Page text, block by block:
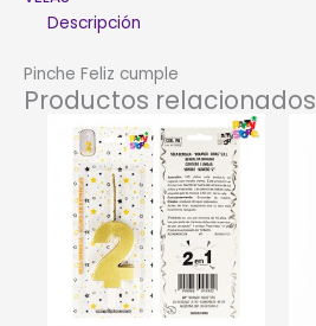
Descripción
Pinche Feliz cumple
Productos relacionados